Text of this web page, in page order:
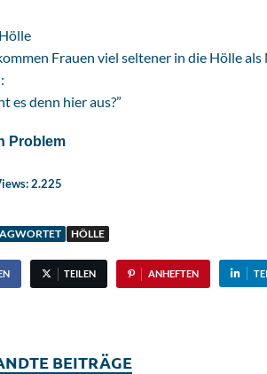
Frauen viel seltener in die Hölle
es denn hier aus?”
Problem
2.225
HÖLLE
TEILEN ANHEFTEN
BEITRÄGE